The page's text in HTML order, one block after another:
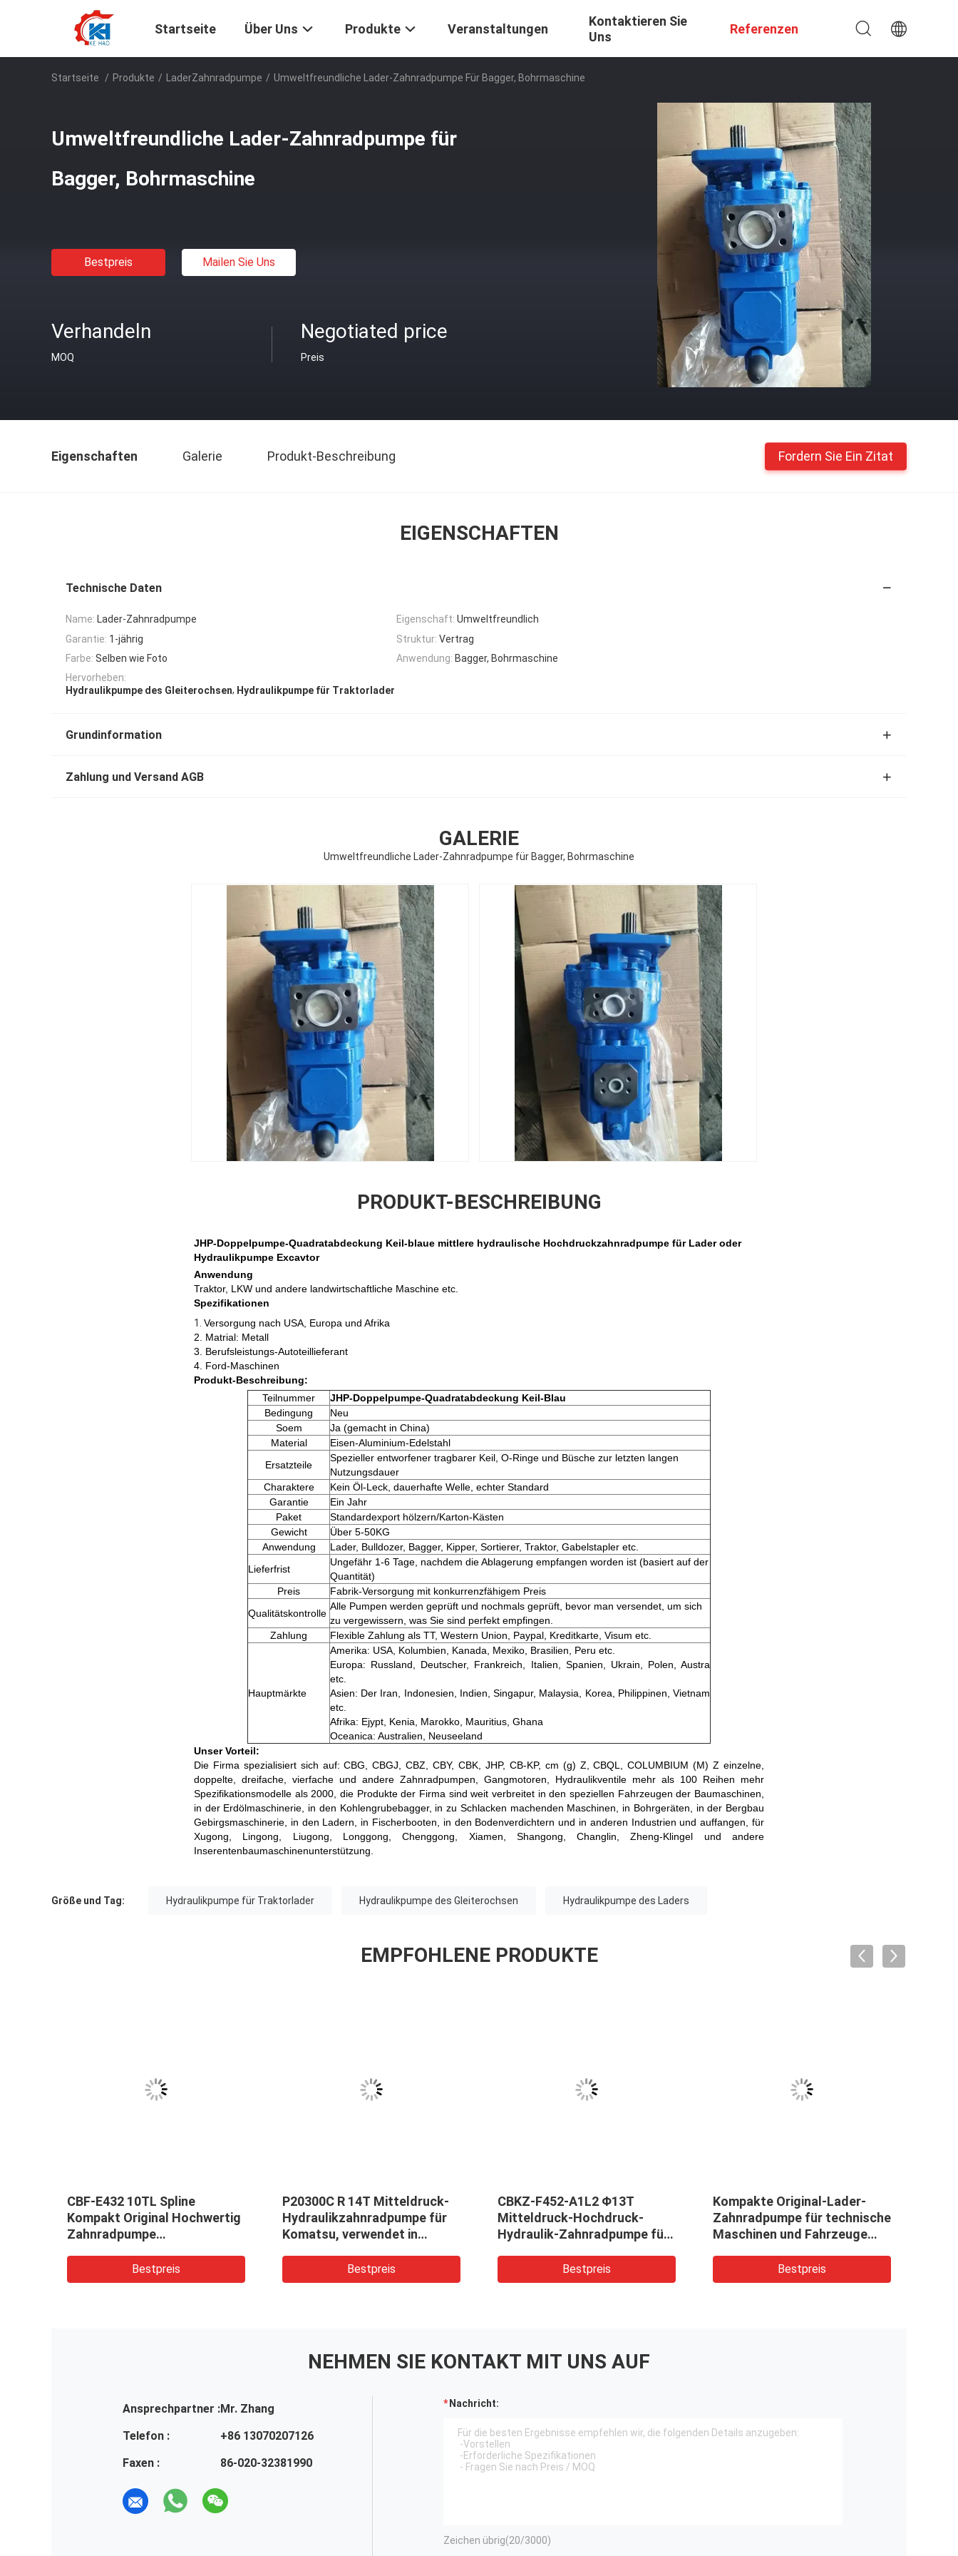
Startseite Über Uns Produkte Veranstaltungen
Kontaktieren Sie
Uns
Referenzen
Startseite / Produkte / LaderZahnradpumpe / Umweltfreundliche Lader-Zahnradpumpe Für Bagger, Bohrmaschine
Umweltfreundliche Lader-Zahnradpumpe für
Bagger, Bohrmaschine
Bestpreis Mailen Sie Uns
Verhandeln
MOQ
Negotiated price
Preis
Eigenschaften Galerie Produkt-Beschreibung Fordern Sie Ein Zitat
EIGENSCHAFTEN
Technische Daten
Name: Lader-Zahnradpumpe Eigenschaft: Umweltfreundlich
Garantie: 1-jährig Struktur: Vertrag
Farbe: Selben wie Foto Anwendung: Bagger, Bohrmaschine
Hervorheben:
Hydraulikpumpe des Gleiterochsen, Hydraulikpumpe für Traktorlader
Grundinformation
Zahlung und Versand AGB
GALERIE
Umweltfreundliche Lader-Zahnradpumpe für Bagger, Bohrmaschine
PRODUKT-BESCHREIBUNG
JHP-Doppelpumpe-Quadratabdeckung Keil-blaue mittlere hydraulische Hochdruckzahnradpumpe für Lader oder
Hydraulikpumpe Excavtor
Anwendung
Traktor, LKW und andere landwirtschaftliche Maschine etc.
Spezifikationen
1. Versorgung nach USA, Europa und Afrika
2. Matrial: Metall
3. Berufsleistungs-Autoteillieferant
4. Ford-Maschinen
Produkt-Beschreibung:
Teilnummer
JHP-Doppelpumpe-Quadratabdeckung Keil-Blau
Bedingung
Neu
Soem
Ja (gemacht in China)
Material
Eisen-Aluminium-Edelstahl
Ersatzteile
Spezieller entworfener tragbarer Keil, O-Ringe und Büsche zur letzten langen
Nutzungsdauer
Charaktere
Kein Öl-Leck, dauerhafte Welle, echter Standard
Garantie
Ein Jahr
Paket
Standardexport hölzern/Karton-Kästen
Gewicht
Über 5-50KG
Anwendung
Lader, Bulldozer, Bagger, Kipper, Sortierer, Traktor, Gabelstapler etc.
Lieferfrist
Ungefähr 1-6 Tage, nachdem die Ablagerung empfangen worden ist (basiert auf der
Quantität)
Preis
Fabrik-Versorgung mit konkurrenzfähigem Preis
Qualitätskontrolle
Alle Pumpen werden geprüft und nochmals geprüft, bevor man versendet, um sich
zu vergewissern, was Sie sind perfekt empfingen.
Zahlung
Flexible Zahlung als TT, Western Union, Paypal, Kreditkarte, Visum etc.
Hauptmärkte
Amerika: USA, Kolumbien, Kanada, Mexiko, Brasilien, Peru etc.
Europa: Russland, Deutscher, Frankreich, Italien, Spanien, Ukrain, Polen, Austra
etc.
Asien: Der Iran, Indonesien, Indien, Singapur, Malaysia, Korea, Philippinen, Vietnam
etc.
Afrika: Ejypt, Kenia, Marokko, Mauritius, Ghana
Oceanica: Australien, Neuseeland
Unser Vorteil:
Die Firma spezialisiert sich auf: CBG, CBGJ, CBZ, CBY, CBK, JHP, CB-KP, cm (g) Z, CBQL, COLUMBIUM (M) Z einzelne,
doppelte, dreifache, vierfache und andere Zahnradpumpen, Gangmotoren, Hydraulikventile mehr als 100 Reihen mehr
Spezifikationsmodelle als 2000, die Produkte der Firma sind weit verbreitet in den speziellen Fahrzeugen der Baumaschinen,
in der Erdölmaschinerie, in den Kohlengrubebagger, in zu Schlacken machenden Maschinen, in Bohrgeräten, in der Bergbau
Gebirgsmaschinerie, in den Ladern, in Fischerbooten, in den Bodenverdichtern und in anderen Industrien und auffangen, für
Xugong, Lingong, Liugong, Longgong, Chenggong, Xiamen, Shangong, Changlin, Zheng-Klingel und andere
Inserentenbaumaschinenunterstützung.
Größe und Tag: Hydraulikpumpe für Traktorlader Hydraulikpumpe des Gleiterochsen Hydraulikpumpe des Laders
EMPFOHLENE PRODUKTE
CBF-E432 10TL Spline
Kompakt Original Hochwertig
Zahnradpumpe
und FahrzeugeBestpreis
P20300C R 14T Mitteldruck-
Hydraulikzahnradpumpe für
Komatsu, verwendet in
Bohrgeräten, Kränen
Bestpreis
CBKZ-F452-A1L2 Φ13T
Mitteldruck-Hochdruck-
Hydraulik-Zahnradpumpe für
Bestpreis
Kompakte Original-Lader-
Zahnradpumpe für technische
Maschinen und Fahrzeuge
Bestpreis
NEHMEN SIE KONTAKT MIT UNS AUF
Ansprechpartner :Mr. Zhang
Telefon :
+86 13070207126
Faxen :
86-020-32381990
Nachricht:
Zeichen übrig(20/3000)